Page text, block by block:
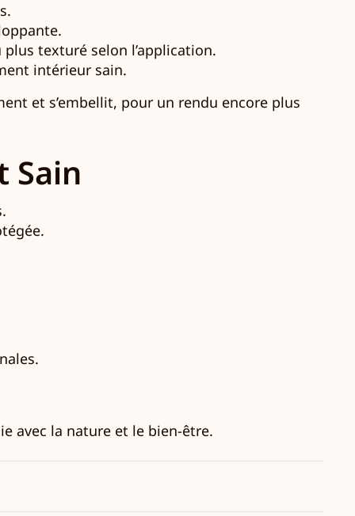
texturé selon l’application.
intérieur sain.
et s’embellit, pour un rendu encore plus
Sain
avec la nature et le bien-être.